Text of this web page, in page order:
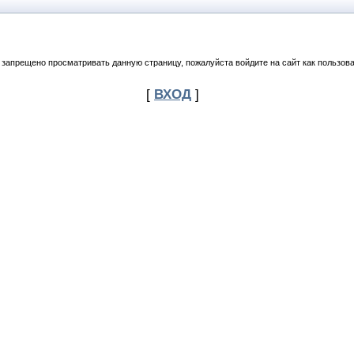
просматривать данную страницу, пожалуйста войдите на сайт как
[ ВХОД ]